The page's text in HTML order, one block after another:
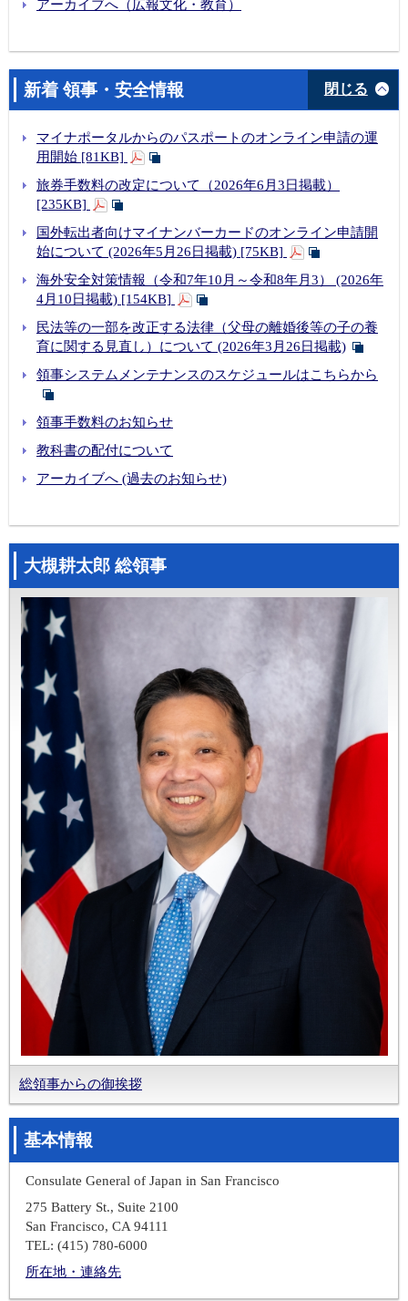
アーカイブへ（広報文化・教育）
新着 領事・安全情報 閉じる
マイナポータルからのパスポートのオンライン申請の運
用開始 [81KB]
旅券手数料の改定について（2026年6月3日掲載）
[235KB]
国外転出者向けマイナンバーカードのオンライン申請開
始について (2026年5月26日掲載) [75KB]
海外安全対策情報（令和7年10月～令和8年月3） (2026年
4月10日掲載) [154KB]
民法等の一部を改正する法律（父母の離婚後等の子の養
育に関する見直し）について (2026年3月26日掲載)
領事システムメンテナンスのスケジュールはこちらから
領事手数料のお知らせ
教科書の配付について
アーカイブへ (過去のお知らせ)
大槻耕太郎 総領事
総領事からの御挨拶
基本情報
Consulate General of Japan in San Francisco
275 Battery St., Suite 2100
San Francisco, CA 94111
TEL: (415) 780-6000
所在地・連絡先